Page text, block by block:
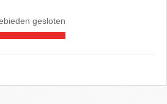
gesloten